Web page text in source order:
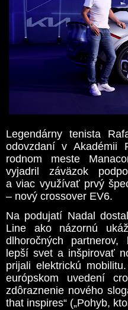
Legendárny tenista
odovzdaní v Akadémii
rodnom meste
vyjadril záväzok
a viac využívať prvý
– nový crossover EV6.
Na podujatí Nadal
Line ako názornú
dlhoročných
lepší svet a inšpirovať
prijali elektrickú
európskom uvedení
zdôraznenie nového
that inspires“ („Pohyb,